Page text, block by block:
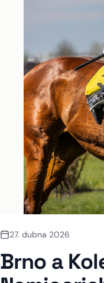
27. dubna 2026
Brno a